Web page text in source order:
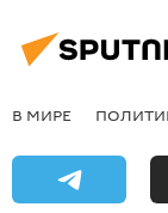
В МИРЕ